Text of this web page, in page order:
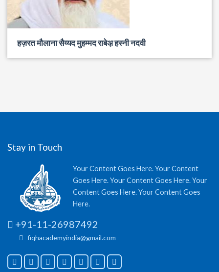
हज़रत मौलाना सैय्यद मुहम्मद राबेअ़ हस्नी नदवी
Stay in Touch
Your Content Goes Here. Your Content
Goes Here. Your Content Goes Here. Your
Content Goes Here. Your Content Goes
Here.
+91-11-26987492
fiqhacademyindia@gmail.com